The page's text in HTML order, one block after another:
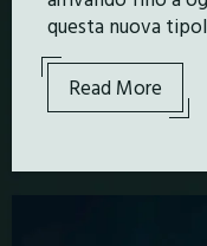
questa nuova
Read More